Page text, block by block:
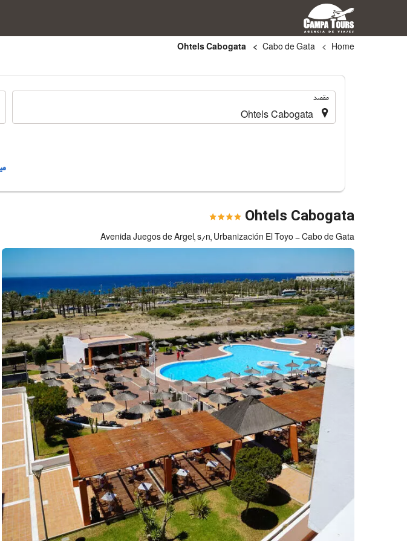
Home
Cabo de Gata
مقصد
Ohtels Cabogata
Avenida Juegos de Argel, s/n, Urbanización El Toyo - Cabo de Gata